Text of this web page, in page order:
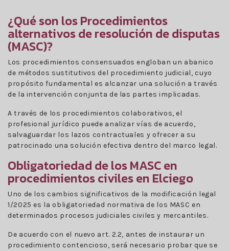
¿Qué son los Procedimientos
alternativos de resolución de disputas
(MASC)?
Los procedimientos consensuados engloban un abanico
de métodos sustitutivos del procedimiento judicial, cuyo
propósito fundamental es alcanzar una solución a través
de la intervención conjunta de las partes implicadas.
A través de los procedimientos colaborativos, el
profesional jurídico puede analizar vías de acuerdo,
salvaguardar los lazos contractuales y ofrecer a su
patrocinado una solución efectiva dentro del marco legal.
Obligatoriedad de los MASC en
procedimientos civiles en Elciego
Uno de los cambios significativos de la modificación legal
1/2025 es la obligatoriedad normativa de los MASC en
determinados procesos judiciales civiles y mercantiles.
De acuerdo con el nuevo art. 2.2, antes de instaurar un
procedimiento contencioso, será necesario probar que se